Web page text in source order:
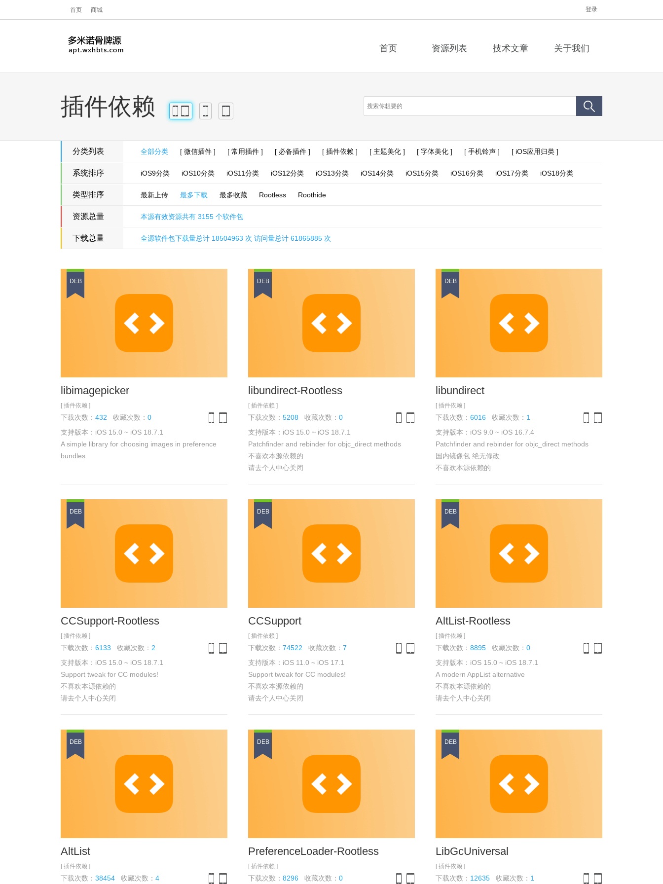
首页 商城 登录
首页 资源列表 技术文章 关于我们
插件依赖
分类列表 全部分类 [ 微信插件 ] [ 常用插件 ] [ 必备插件 ] [ 插件依赖 ] [ 主题美化 ] [ 字体美化 ] [ 手机铃声 ] [ iOS应用归类 ]
系统排序 iOS9分类 iOS10分类 iOS11分类 iOS12分类 iOS13分类 iOS14分类 iOS15分类 iOS16分类 iOS17分类 iOS18分类
类型排序 最新上传 最多下载 最多收藏 Rootless Roothide
资源总量 本源有效资源共有 3155 个软件包
下载总量 全源软件包下载量总计 18504963 次 访问量总计 61865885 次
DEB
libimagepicker
[ 插件依赖 ]
下载次数： 432 收藏次数：0
支持版本：iOS 15.0 ~ iOS 18.7.1
A simple library for choosing images in preference
bundles.
DEB
libundirect-Rootless
[ 插件依赖 ]
下载次数： 5208 收藏次数：0
支持版本：iOS 15.0 ~ iOS 18.7.1
Patchfinder and rebinder for objc_direct methods
不喜欢本源依赖的
请去个人中心关闭
DEB
libundirect
[ 插件依赖 ]
下载次数： 6016 收藏次数： 1
支持版本：iOS 9.0 ~ iOS 16.7.4
Patchfinder and rebinder for objc_direct methods
国内镜像包 绝无修改
不喜欢本源依赖的
DEB
CCSupport-Rootless
[ 插件依赖 ]
下载次数： 6133 收藏次数： 2
支持版本：iOS 15.0 ~ iOS 18.7.1
Support tweak for CC modules!
不喜欢本源依赖的
请去个人中心关闭
DEB
CCSupport
[ 插件依赖 ]
下载次数： 74522 收藏次数：7
支持版本：iOS 11.0 ~ iOS 17.1
Support tweak for CC modules!
不喜欢本源依赖的
请去个人中心关闭
DEB
AltList-Rootless
[ 插件依赖 ]
下载次数： 8895 收藏次数：0
支持版本：iOS 15.0 ~ iOS 18.7.1
A modern AppList alternative
不喜欢本源依赖的
请去个人中心关闭
DEB
AltList
[ 插件依赖 ]
下载次数： 38454 收藏次数：4
DEB
PreferenceLoader-Rootless
[ 插件依赖 ]
下载次数： 8296 收藏次数：0
DEB
LibGcUniversal
[ 插件依赖 ]
下载次数： 12635 收藏次数： 1